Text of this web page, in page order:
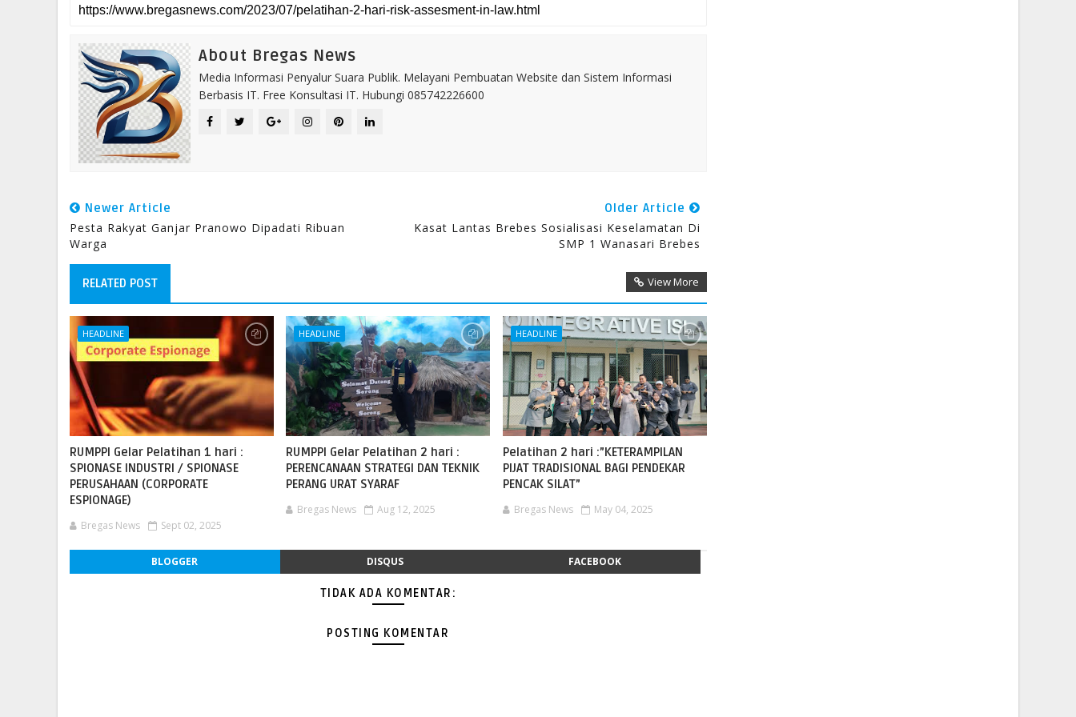
About Bregas News
Media Informasi Penyalur Suara Publik. Melayani Pembuatan Website dan Sistem Informasi
Berbasis IT. Free Konsultasi IT. Hubungi 085742226600
Newer Article
Pesta Rakyat Ganjar Pranowo Dipadati Ribuan
Warga
Older Article
Kasat Lantas Brebes Sosialisasi Keselamatan Di
SMP 1 Wanasari Brebes
RELATED POST View More
HEADLINE
RUMPPI Gelar Pelatihan 1 hari :
SPIONASE INDUSTRI / SPIONASE
PERUSAHAAN (CORPORATE
ESPIONAGE)
Bregas News Sept 02, 2025
HEADLINE
RUMPPI Gelar Pelatihan 2 hari :
PERENCANAAN STRATEGI DAN TEKNIK
PERANG URAT SYARAF
Bregas News Aug 12, 2025
HEADLINE
Pelatihan 2 hari :”KETERAMPILAN
PIJAT TRADISIONAL BAGI PENDEKAR
PENCAK SILAT”
Bregas News May 04, 2025
BLOGGER DISQUS FACEBOOK
TIDAK ADA KOMENTAR:
POSTING KOMENTAR